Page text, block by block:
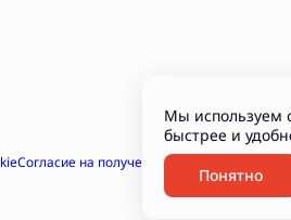
Согласие на получение рекламно-
Мы используем
быстрее и
Понятно